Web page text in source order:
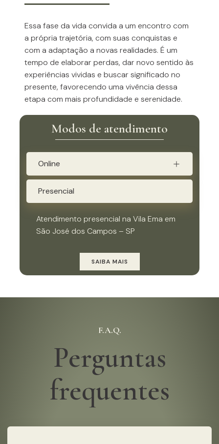
Essa fase da vida convida a um encontro com
a própria trajetória, com suas conquistas e
com a adaptação a novas realidades. É um
tempo de elaborar perdas, dar novo sentido às
experiências vividas e buscar significado no
presente, favorecendo uma vivência dessa
etapa com mais profundidade e serenidade.
Modos de atendimento
Online
Presencial
Atendimento presencial na Vila Ema em
São José dos Campos – SP
SAIBA MAIS
F.A.Q.
Perguntas
frequentes